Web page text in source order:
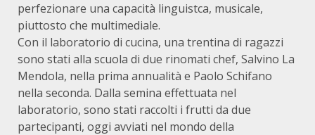
perfezionare una capacità linguistca, musicale,
piuttosto che multimediale.
Con il laboratorio di cucina, una trentina di ragazzi
sono stati alla scuola di due rinomati chef, Salvino La
Mendola, nella prima annualità e Paolo Schifano
nella seconda. Dalla semina effettuata nel
laboratorio, sono stati raccolti i frutti da due
partecipanti, oggi avviati nel mondo della